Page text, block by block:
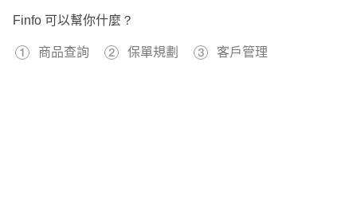
Finfo 可以幫你什麼？
商品查詢 保單規劃 客戶管理